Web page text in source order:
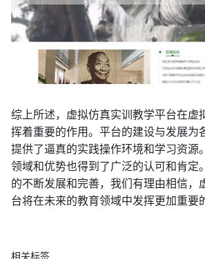
综上所述，虚拟仿真实训教学平台在虚
挥着重要的作用。平台的建设与发展为
提供了逼真的实践操作环境和学习资源
领域和优势也得到了广泛的认可和肯定
的不断发展和完善，我们有理由相信，
台将在未来的教育领域中发挥更加重要
相关标签